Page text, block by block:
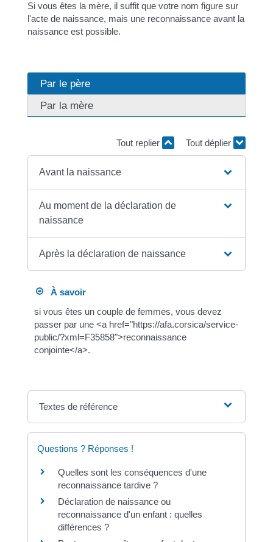
Si vous êtes la mère, il suffit que votre nom figure sur
l'acte de naissance, mais une reconnaissance avant la
naissance est possible.
Par le père
Par la mère
Tout replier Tout déplier
Avant la naissance
Au moment de la déclaration de
naissance
Après la déclaration de naissance
À savoir
si vous êtes un couple de femmes, vous devez
passer par une <a href="https://afa.corsica/service-
public/?xml=F35858">reconnaissance
conjointe</a>.
Textes de référence
Questions ? Réponses !
Quelles sont les conséquences d'une
reconnaissance tardive ?
Déclaration de naissance ou
reconnaissance d'un enfant : quelles
différences ?